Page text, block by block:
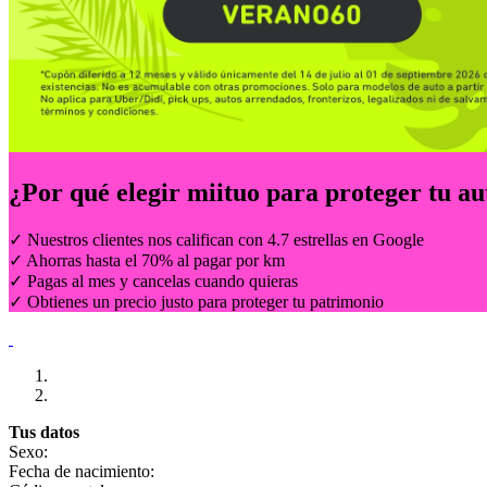
¿Por qué elegir miituo para proteger tu
✓ Nuestros clientes nos califican con 4.7 estrellas en Google
✓ Ahorras hasta el 70% al pagar por km
✓ Pagas al mes y cancelas cuando quieras
✓ Obtienes un precio justo para proteger tu patrimonio
Tus datos
Sexo:
Fecha de nacimiento: